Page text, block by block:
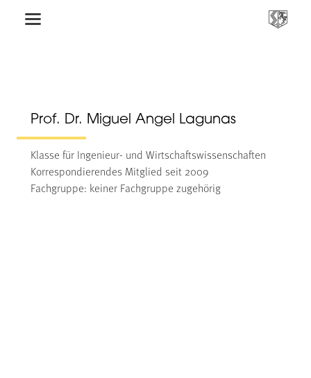
Prof. Dr. Miguel Angel Lagunas
Klasse für Ingenieur- und Wirtschaftswissenschaften
Korrespondierendes Mitglied seit 2009
Fachgruppe: keiner Fachgruppe zugehörig